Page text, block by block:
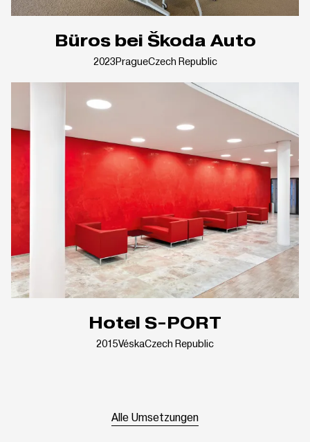
Büros bei Škoda Auto
2023PragueCzech Republic
Hotel S-PORT
2015VéskaCzech Republic
Alle Umsetzungen